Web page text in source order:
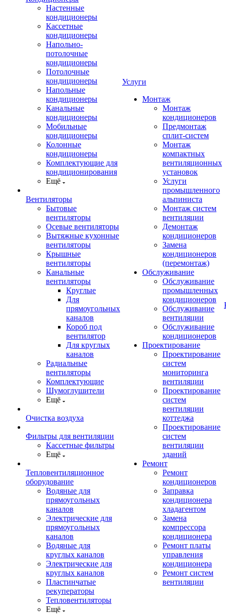
Настенные
кондиционеры
Кассетные
кондиционеры
Напольно-
потолочные
кондиционеры
Потолочные
кондиционеры
Напольные
кондиционеры
Канальные
кондиционеры
Мобильные
кондиционеры
Колонные
кондиционеры
Комплектующие для
кондиционирования
Ещё
Вентиляторы
Бытовые
вентиляторы
Осевые вентиляторы
Вытяжные кухонные
вентиляторы
Крышные
вентиляторы
Канальные
вентиляторы
Круглые
Для
прямоугольных
каналов
Короб под
вентилятор
Для круглых
каналов
Радиальные
вентиляторы
Комплектующие
Шумоглушители
Ещё
Очистка воздуха
Фильтры для вентиляции
Кассетные фильтры
Ещё
Тепловентиляционное
оборудование
Водяные для
прямоугольных
каналов
Электрические для
прямоугольных
каналов
Водяные для
круглых каналов
Электрические для
круглых каналов
Пластинчатые
рекуператоры
Тепловентиляторы
Ещё
Услуги
Монтаж
Монтаж
кондиционеров
Предмонтаж
сплит-систем
Монтаж
компактных
вентиляционных
установок
Услуги
промышленного
альпиниста
Монтаж систем
вентиляции
Демонтаж
кондиционеров
Замена
кондиционеров
(перемонтаж)
Обслуживание
Обслуживание
промышленных
кондиционеров
Обслуживание
вентиляции
Обслуживание
кондиционеров
Проектирование
Проектирование
систем
мониторинга
вентиляции
Проектирование
систем
вентиляции
коттеджа
Проектирование
систем
вентиляции
зданий
Ремонт
Ремонт
кондиционеров
Заправка
кондиционера
хладагентом
Замена
компрессора
кондиционера
Ремонт платы
управления
кондиционера
Ремонт систем
вентиляции